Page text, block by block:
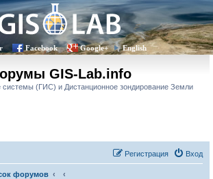
Facebook Google+ English
GIS-Lab.info
(ГИС) и Дистанционное зондирование Земли
Вход
Регистрация
форумов